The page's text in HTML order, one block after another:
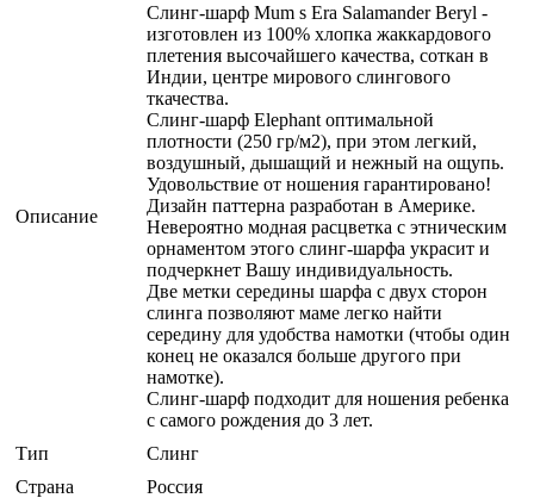
Описание
Слинг-шарф Mum s Era Salamander Beryl -
изготовлен из 100% хлопка жаккардового
плетения высочайшего качества, соткан в
Индии, центре мирового слингового
ткачества.
Слинг-шарф Elephant оптимальной
плотности (250 гр/м2), при этом легкий,
воздушный, дышащий и нежный на ощупь.
Удовольствие от ношения гарантировано!
Дизайн паттерна разработан в Америке.
Невероятно модная расцветка с этническим
орнаментом этого слинг-шарфа украсит и
подчеркнет Вашу индивидуальность.
Две метки середины шарфа с двух сторон
слинга позволяют маме легко найти
середину для удобства намотки (чтобы один
конец не оказался больше другого при
намотке).
Слинг-шарф подходит для ношения ребенка
с самого рождения до 3 лет.
Тип
Слинг
Страна
Россия